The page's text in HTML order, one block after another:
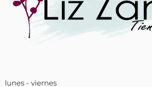
lunes - viernes